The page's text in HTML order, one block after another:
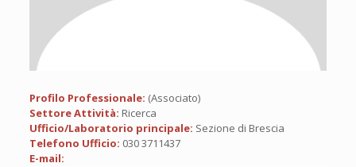
Profilo Professionale: (Associato)
Settore Attività: Ricerca
Ufficio/Laboratorio principale: Sezione di Brescia
Telefono Ufficio: 030 3711437
E-mail: